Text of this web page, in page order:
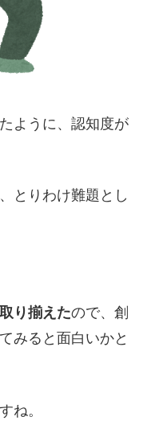
ように、認知度が
とりわけ難題とし
り揃えたので、創
みると面白いかと
ね。